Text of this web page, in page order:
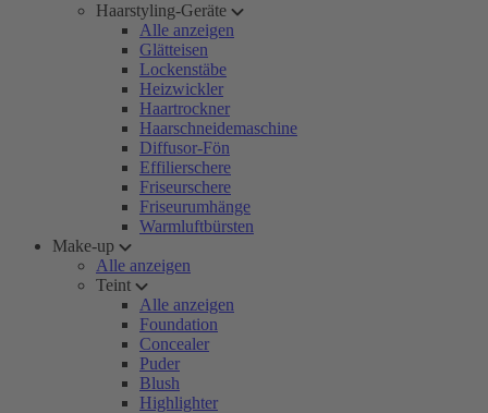
Haarstyling-Geräte
Alle anzeigen
Glätteisen
Lockenstäbe
Heizwickler
Haartrockner
Haarschneidemaschine
Diffusor-Fön
Effilierschere
Friseurschere
Friseurumhänge
Warmluftbürsten
Make-up
Alle anzeigen
Teint
Alle anzeigen
Foundation
Concealer
Puder
Blush
Highlighter